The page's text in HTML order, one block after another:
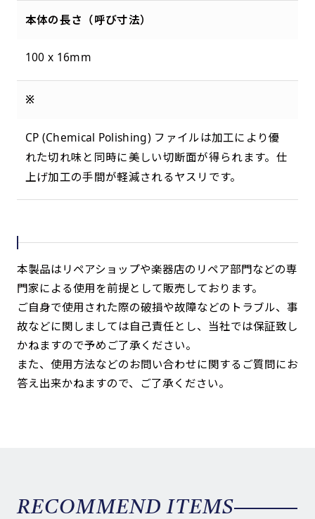
本体の長さ（呼び寸法）
100 x 16mm
※
CP (Chemical Polishing) ファイルは加工により優
れた切れ味と同時に美しい切断面が得られます。仕
上げ加工の手間が軽減されるヤスリです。
本製品はリペアショップや楽器店のリペア部門などの専
門家による使用を前提として販売しております。
ご自身で使用された際の破損や故障などのトラブル、事
故などに関しましては自己責任とし、当社では保証致し
かねますので予めご了承ください。
また、使用方法などのお問い合わせに関するご質問にお
答え出来かねますので、ご了承ください。
RECOMMEND ITEMS